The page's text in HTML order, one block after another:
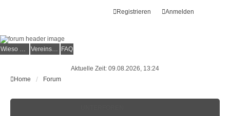
Anmelden
Registrieren
Wieso der e.V.? Vereinsmitglied werden FAQ
Aktuelle Zeit: 09.08.2026, 13:24
Home
Forum